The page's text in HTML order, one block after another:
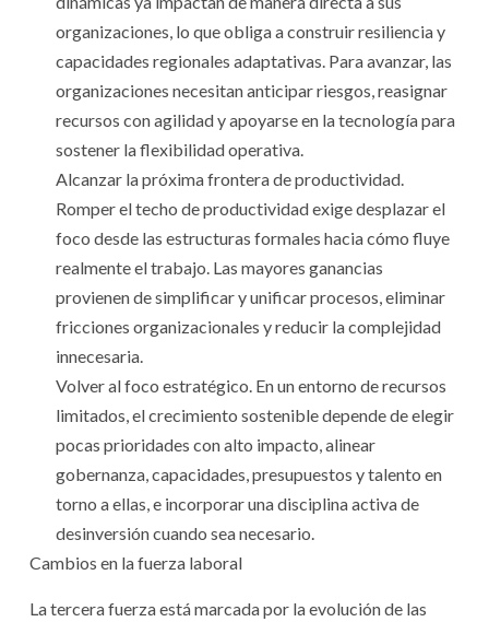
organizaciones, lo que obliga a construir resiliencia y
capacidades regionales adaptativas. Para avanzar, las
organizaciones necesitan anticipar riesgos, reasignar
recursos con agilidad y apoyarse en la tecnología para
sostener la flexibilidad operativa.
Alcanzar la próxima frontera de productividad.
Romper el techo de productividad exige desplazar el
foco desde las estructuras formales hacia cómo fluye
realmente el trabajo. Las mayores ganancias
provienen de simplificar y unificar procesos, eliminar
fricciones organizacionales y reducir la complejidad
innecesaria.
Volver al foco estratégico. En un entorno de recursos
limitados, el crecimiento sostenible depende de elegir
pocas prioridades con alto impacto, alinear
gobernanza, capacidades, presupuestos y talento en
torno a ellas, e incorporar una disciplina activa de
desinversión cuando sea necesario.
Cambios en la fuerza laboral
La tercera fuerza está marcada por la evolución de las